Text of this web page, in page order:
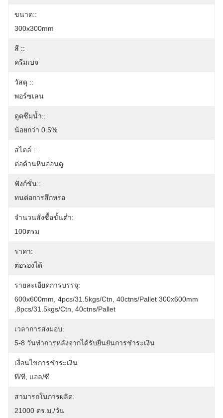
ขนาด::
300x300mm
สี ::
ครีมเบจ
วัสดุ ::
พอร์ซเลน
ดูดซึมน้ำ::
น้อยกว่า 0.5%
สไตล์ ::
ต่อต้านหินอ่อนดู
ฟังก์ชั่น::
ทนต่อการสึกหรอ
จำนวนสั่งซื้อขั้นต่ำ:
100ตรม
ราคา:
ต่อรองได้
รายละเอียดการบรรจุ:
600x600mm, 4pcs/31.5kgs/ctn, 40ctns/pallet 300x600mm
,8pcs/31.5kgs/ctn, 40ctns/pallet
เวลาการส่งมอบ:
5-8 วันทำการหลังจากได้รับยืนยันการชำระเงิน
เงื่อนไขการชำระเงิน:
ที/ที, แอล/ซี
สามารถในการผลิต:
21000 ตร.ม./วัน